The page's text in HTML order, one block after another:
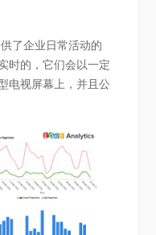
企业日常活动的
时的，它们会以一定
电视屏幕上，并且公